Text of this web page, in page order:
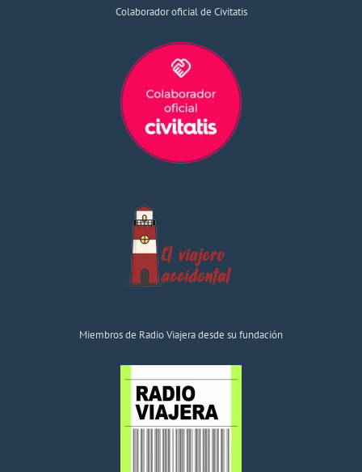
Colaborador oficial de Civitatis
Miembros de Radio Viajera desde su fundación